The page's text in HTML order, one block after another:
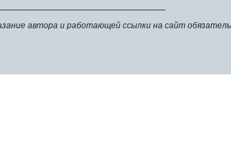
автора и работающей ссылки на сайт